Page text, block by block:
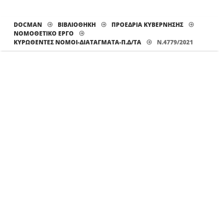
DOCMAN ΒΙΒΛΙΟΘΗΚΗ
ΠΡΟΕΔΡΙΑ ΚΥΒΕΡΝΗΣΗΣ
ΝΟΜΟΘΕΤΙΚΟ ΕΡΓΟ
ΚΥΡΩΘΈΝΤΕΣ ΝΌΜΟΙ-ΔΙΑΤΆΓΜΑΤΑ-Π.Δ/ΤΑ
N.4779/2021